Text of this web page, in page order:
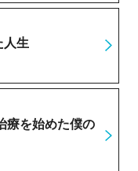
人生
療を始めた僕の